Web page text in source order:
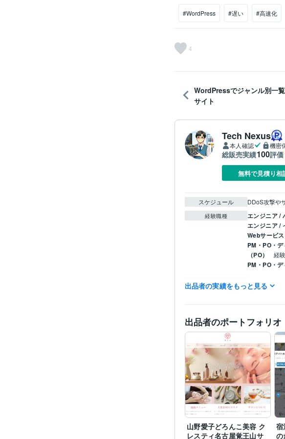
#WordPress #遅い #高速化
4
WordPressでジャンル別一覧
サイト
Tech Nexus
本人確認 機密
総販売実績100評価
無料で見積り相
スケジュール DDoS攻撃や
経験職種 エンジニア /
エンジニア /
Webサービ
PM・PO・
（PO）
経
PM・PO・
受賞歴 P-Fスタディ
プログラミング言
語・フレームワーク
CSS:15年
SQL:25年
Node.js:2年
MySQL:15年
ビジネス・クリエイ
ティブツール
Joomla!:15年
Google
Microsoft
Canva:5年
その他ツール CURSOR:2
出品者の実績をもっと見る
出品者のポートフォリオ
山野愛子どろんこ美容 ク
レスティ名古屋覚王山サ
宿
の